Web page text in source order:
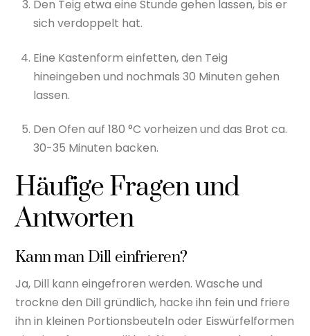
Den Teig etwa eine Stunde gehen lassen, bis er
sich verdoppelt hat.
Eine Kastenform einfetten, den Teig
hineingeben und nochmals 30 Minuten gehen
lassen.
Den Ofen auf 180 °C vorheizen und das Brot ca.
30-35 Minuten backen.
Häufige Fragen und
Antworten
Kann man Dill einfrieren?
Ja, Dill kann eingefroren werden. Wasche und
trockne den Dill gründlich, hacke ihn fein und friere
ihn in kleinen Portionsbeuteln oder Eiswürfelformen